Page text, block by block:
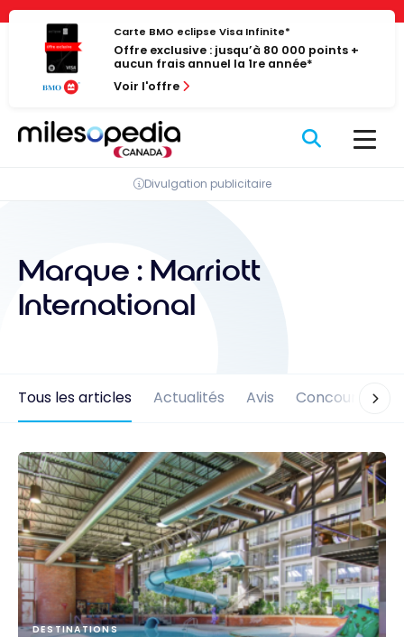
Panneau de gestion des cookies
Passer
contenu
Carte BMO eclipse Visa Infinite*
Offre exclusive : jusqu’à 80 000 points +
aucun frais annuel la 1re année*
Voir l'offre
Divulgation publicitaire
Marque : Marriott
International
Tous les articles Actualités Avis Concours
DESTINATIONS